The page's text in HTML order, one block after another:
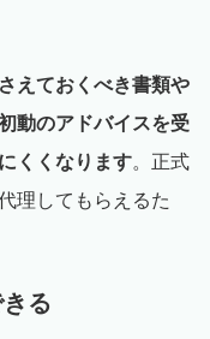
えておくべき書類や
動のアドバイスを受
くくなります。正式
理してもらえるた
る